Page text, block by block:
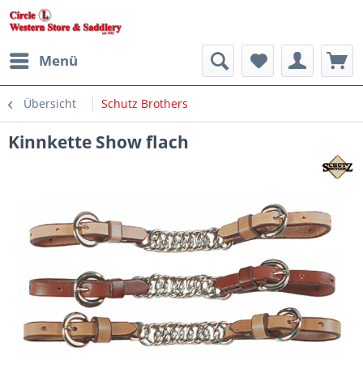
Menü
Übersicht Schutz Brothers
Kinnkette Show flach